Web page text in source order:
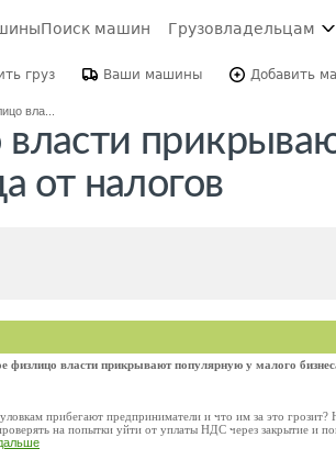
Поиск машин Грузовладельцам
груз Ваши машины Добавить
вла...
от налогов
физлицо власти прикрывают популярную у малого
прибегают предприниматели и что им за это
на попытки уйти от уплаты НДС через закрытие и